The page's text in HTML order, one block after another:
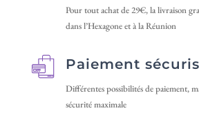
Pour tout achat de 29€, la livraison
dans l’Hexagone et à la Réunion
Paiement
Différentes possibilités de paiement,
sécurité maximale